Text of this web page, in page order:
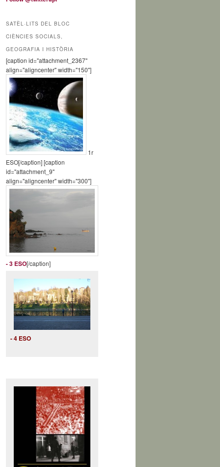
SATÈL·LITS DEL BLOC
CIÈNCIES SOCIALS,
GEOGRAFIA I HISTÒRIA
[caption id="attachment_2367"
align="aligncenter" width="150"]
1r
ESO[/caption] [caption
id="attachment_9"
align="aligncenter" width="300"]
- 3 ESO[/caption]
- 4 ESO